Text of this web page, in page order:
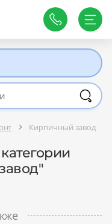
Кирпичный завод